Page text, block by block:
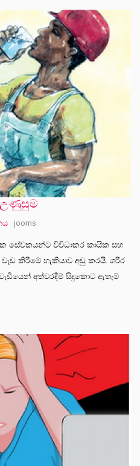
උණුසුම
jooms
සේවකයන්ට විවිධාකර කායික සහ
කිරීමේ හැකියාව අඩු කරයි. ශරීර
අත්වරදීම් සිදුකොට ඇතැම්